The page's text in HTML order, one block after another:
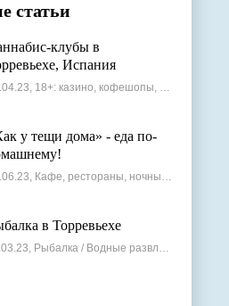
статьи
клубы в
Испания
29.04.23, 18+: казино, кофешопы, стрип-бары
у тещи дома» - еда по-
12.06.23, Кафе, рестораны, ночные клубы
в Торревьехе
11.03.23, Рыбалка / Водные развлечения